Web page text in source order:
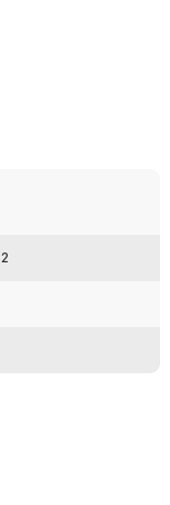
Portable SSD ini
risiko bocor atau
hingga jarak 2
TB dan 4 TB untuk